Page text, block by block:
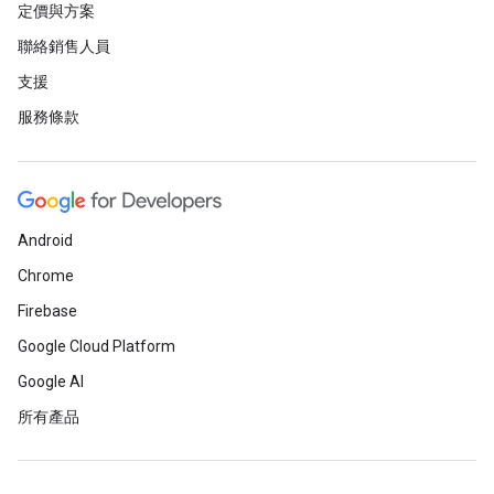
定價與方案
聯絡銷售人員
支援
服務條款
Android
Chrome
Firebase
Google Cloud Platform
Google AI
所有產品